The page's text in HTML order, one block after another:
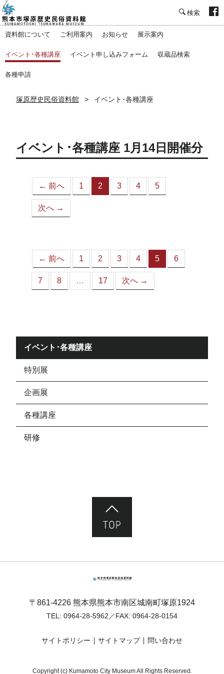
資料館について ご利用案内 お知らせ 展示案内
イベント･各種講座 イベント申し込みフォーム 収蔵品検索
各種申請
塚原歴史民俗資料館 イベント･各種講座
イベント･各種講座 1月14日開催分
← 前へ 1 2
（こ
3 4 5
次へ →
← 前へ 1 2 3 4 5
（こ
6
7 8 … 17 次へ →
イベント･各種講座
特別展
企画展
各種講座
研修
〒861-4226 熊本県熊本市南区城南町塚原1924
TEL: 0964-28-5962 ／FAX: 0964-28-0154
サイトポリシー サイトマップ 問い合わせ
Copyright (c) Kumamoto City Museum All Rights Reserved.